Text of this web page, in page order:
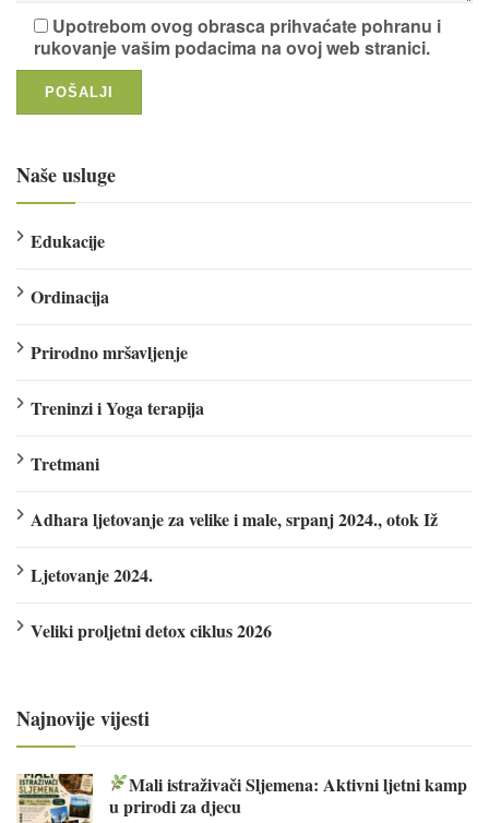
Upotrebom ovog obrasca prihvaćate pohranu i
rukovanje vašim podacima na ovoj web stranici.
Naše usluge
Edukacije
Ordinacija
Prirodno mršavljenje
Treninzi i Yoga terapija
Tretmani
Adhara ljetovanje za velike i male, srpanj 2024., otok Iž
Ljetovanje 2024.
Veliki proljetni detox ciklus 2026
Najnovije vijesti
Mali istraživači Sljemena: Aktivni ljetni kamp
u prirodi za djecu